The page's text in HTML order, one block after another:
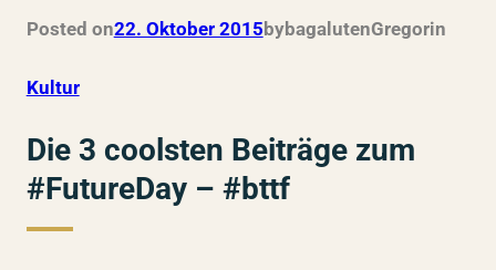
Posted on22. Oktober 2015bybagalutenGregorin
Kultur
Die 3 coolsten Beiträge zum
#FutureDay – #bttf